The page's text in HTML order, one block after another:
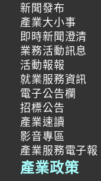
新聞發布
產業大小事
即時新聞澄清
業務活動訊息
活動報報
就業服務資訊
電子公告欄
招標公告
產業速讀
影音專區
產業服務電子報
產業政策